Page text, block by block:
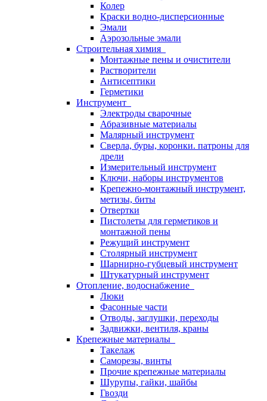
Колер
Краски водно-дисперсионные
Эмали
Аэрозольные эмали
Строительная химия
Монтажные пены и очистители
Растворители
Антисептики
Герметики
Инструмент
Электроды сварочные
Абразивные материалы
Малярный инструмент
Сверла, буры, коронки. патроны для
дрели
Измерительный инструмент
Ключи, наборы инструментов
Крепежно-монтажный инструмент,
метизы, биты
Отвертки
Пистолеты для герметиков и
монтажной пены
Режущий инструмент
Столярный инструмент
Шарнирно-губцевый инструмент
Штукатурный инструмент
Отопление, водоснабжение
Люки
Фасонные части
Отводы, заглушки, переходы
Задвижки, вентиля, краны
Крепежные материалы
Такелаж
Саморезы, винты
Прочие крепежные материалы
Шурупы, гайки, шайбы
Гвозди